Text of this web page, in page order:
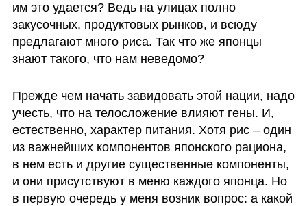
им это удается? Ведь на улицах полно
закусочных, продуктовых рынков, и всюду
предлагают много риса. Так что же японцы
знают такого, что нам неведомо?
Прежде чем начать завидовать этой нации, надо
учесть, что на телосложение влияют гены. И,
естественно, характер питания. Хотя рис – один
из важнейших компонентов японского рациона,
в нем есть и другие существенные компоненты,
и они присутствуют в меню каждого японца. Но
в первую очередь у меня возник вопрос: а какой